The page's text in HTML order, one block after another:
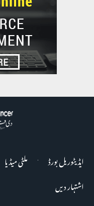
ایڈیٹوریل بورڈ ملٹی میڈیا
اشتہار دیں